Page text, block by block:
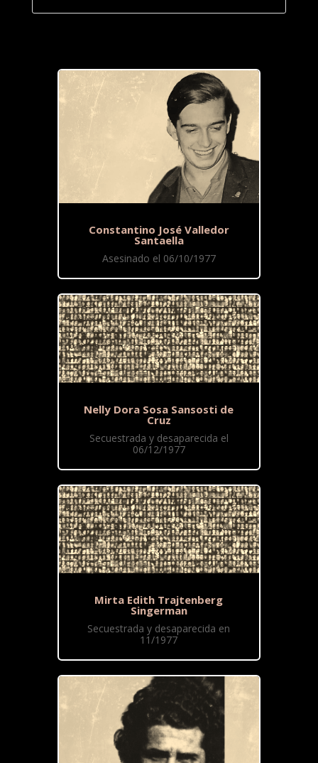
Constantino José Valledor
Santaella
Asesinado el 06/10/1977
Nelly Dora Sosa Sansosti de
Cruz
Secuestrada y desaparecida el
06/12/1977
Mirta Edith Trajtenberg
Singerman
Secuestrada y desaparecida en
11/1977